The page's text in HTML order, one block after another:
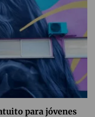
para jóvenes